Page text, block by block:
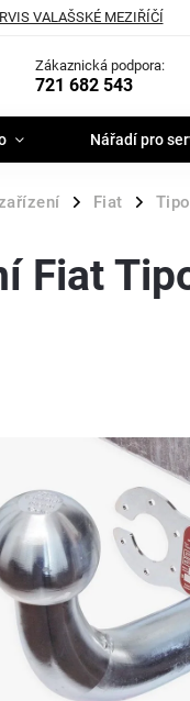
VALAŠSKÉ MEZIŘÍČÍ
Zákaznická podpora:
721 682 543
Nářadí pro
/ Fiat / Tipo
Fiat